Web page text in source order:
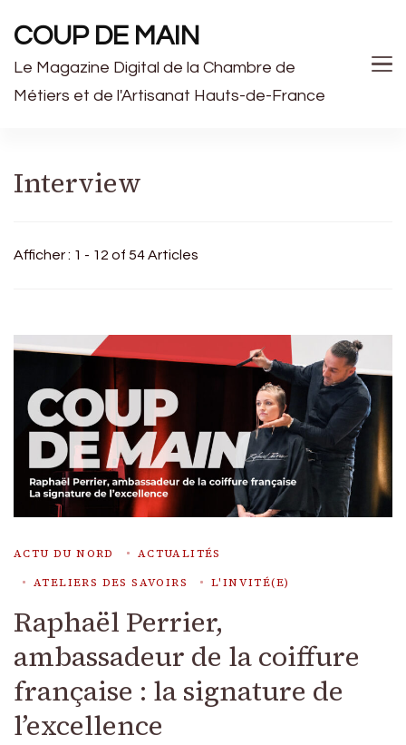
COUP DE MAIN
Le Magazine Digital de la Chambre de
Métiers et de l'Artisanat Hauts-de-France
Interview
Afficher : 1 - 12 of 54 Articles
ACTU DU NORD
ACTUALITÉS
ATELIERS DES SAVOIRS
L'INVITÉ(E)
Raphaël Perrier,
ambassadeur de la coiffure
française : la signature de
l’excellence